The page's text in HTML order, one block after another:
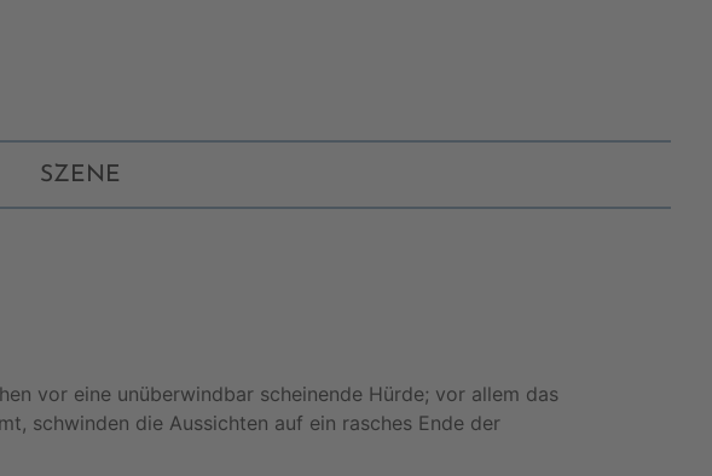
SZENE
vor eine unüberwindbar scheinende Hürde; vor allem das
schwinden die Aussichten auf ein rasches Ende der